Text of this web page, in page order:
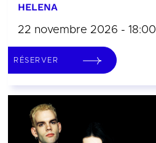
HELENA
22 novembre 2026 - 18:00
RÉSERVER